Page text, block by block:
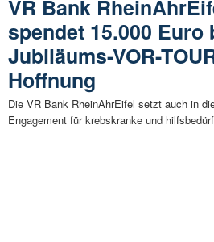
VR Bank
spendet 15.000 Euro
Jubiläums-VOR-
Hoffnung
Die VR Bank RheinAhrEifel setzt auch in
Engagement für krebskranke und